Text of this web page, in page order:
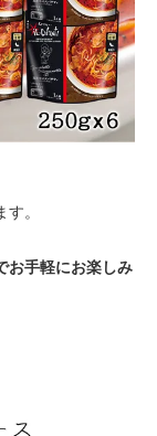
。
お手軽にお楽しみ